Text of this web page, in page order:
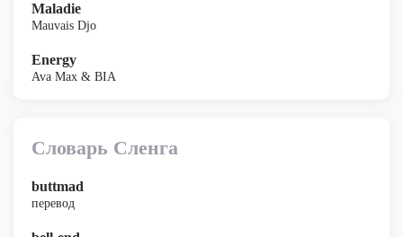
Maladie
Mauvais Djo
Energy
Ava Max & BIA
Словарь Сленга
buttmad
перевод